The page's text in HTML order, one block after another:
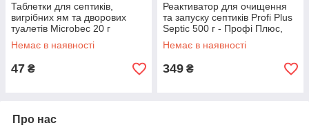
Таблетки для септиків,
вигрібних ям та дворових
туалетів Microbec 20 г
Немає в наявності
47 ₴
Реактиватор для очищення
та запуску септиків Profi Plus
Septic 500 г - Профі Плюс,
Бельгія
Немає в наявності
349 ₴
Про нас